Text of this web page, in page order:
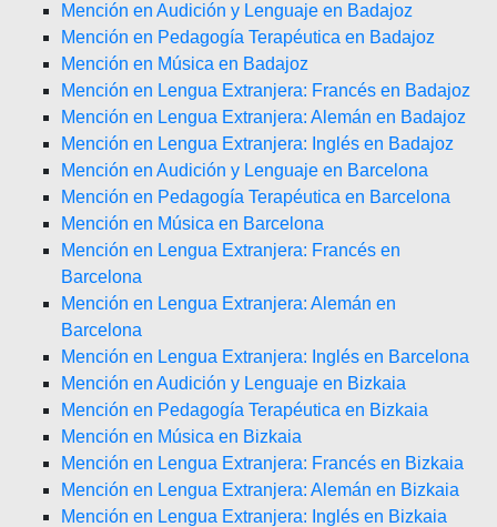
Mención en Audición y Lenguaje en Badajoz
Mención en Pedagogía Terapéutica en Badajoz
Mención en Música en Badajoz
Mención en Lengua Extranjera: Francés en Badajoz
Mención en Lengua Extranjera: Alemán en Badajoz
Mención en Lengua Extranjera: Inglés en Badajoz
Mención en Audición y Lenguaje en Barcelona
Mención en Pedagogía Terapéutica en Barcelona
Mención en Música en Barcelona
Mención en Lengua Extranjera: Francés en
Barcelona
Mención en Lengua Extranjera: Alemán en
Barcelona
Mención en Lengua Extranjera: Inglés en Barcelona
Mención en Audición y Lenguaje en Bizkaia
Mención en Pedagogía Terapéutica en Bizkaia
Mención en Música en Bizkaia
Mención en Lengua Extranjera: Francés en Bizkaia
Mención en Lengua Extranjera: Alemán en Bizkaia
Mención en Lengua Extranjera: Inglés en Bizkaia